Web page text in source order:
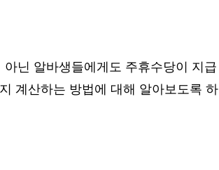
닌 알바생들에게도 주휴수당이 지급
계산하는 방법에 대해 알아보도록 하